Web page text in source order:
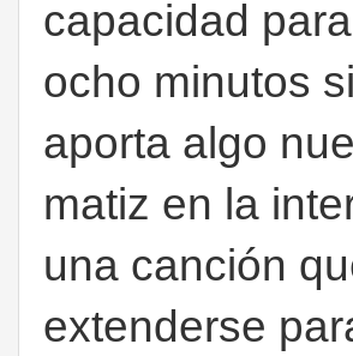
capacidad
ocho minutos
aporta algo
matiz en la
una canción
extenderse